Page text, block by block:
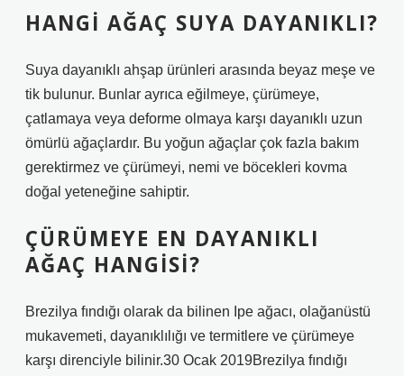
HANGI AĞAÇ SUYA DAYANIKLI?
Suya dayanıklı ahşap ürünleri arasında beyaz meşe ve
tik bulunur. Bunlar ayrıca eğilmeye, çürümeye,
çatlamaya veya deforme olmaya karşı dayanıklı uzun
ömürlü ağaçlardır. Bu yoğun ağaçlar çok fazla bakım
gerektirmez ve çürümeyi, nemi ve böcekleri kovma
doğal yeteneğine sahiptir.
ÇÜRÜMEYE EN DAYANIKLI
AĞAÇ HANGISI?
Brezilya fındığı olarak da bilinen Ipe ağacı, olağanüstü
mukavemeti, dayanıklılığı ve termitlere ve çürümeye
karşı direnciyle bilinir.30 Ocak 2019Brezilya fındığı